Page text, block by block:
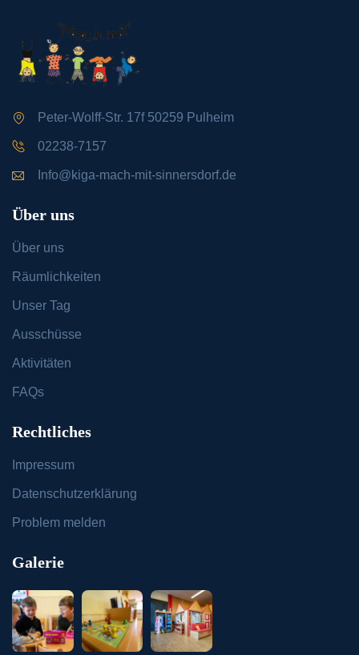
Peter-Wolff-Str. 17f 50259 Pulheim
02238-7157
Info@kiga-mach-mit-sinnersdorf.de
Über uns
Über uns
Räumlichkeiten
Unser Tag
Ausschüsse
Aktivitäten
FAQs
Rechtliches
Impressum
Datenschutzerklärung
Problem melden
Galerie